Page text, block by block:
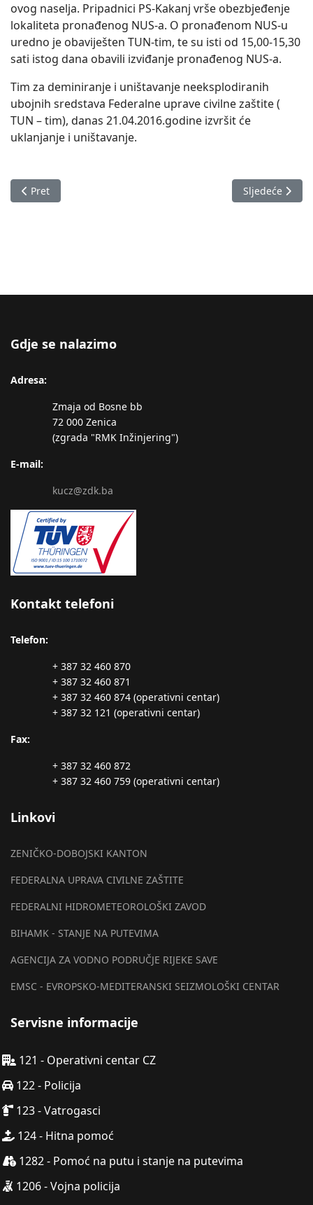
ovog naselja. Pripadnici PS-Kakanj vrše obezbjeđenje
lokaliteta pronađenog NUS-a. O pronađenom NUS-u
uredno je obaviješten TUN-tim, te su isti od 15,00-15,30
sati istog dana obavili izviđanje pronađenog NUS-a.
Tim za deminiranje i uništavanje neeksplodiranih
ubojnih sredstava Federalne uprave civilne zaštite (
TUN – tim), danas 21.04.2016.godine izvršit će
uklanjanje i uništavanje.
Prethodni članak: Izvještaj o stanju u Zeničko-dobojskom
Pret Sljedeći
Sljedeće
Gdje se nalazimo
Adresa:
Zmaja od Bosne bb
72 000 Zenica
(zgrada "RMK Inžinjering")
E-mail:
kucz@zdk.ba
Kontakt telefoni
Telefon:
+ 387 32 460 870
+ 387 32 460 871
+ 387 32 460 874 (operativni centar)
+ 387 32 121 (operativni centar)
Fax:
+ 387 32 460 872
+ 387 32 460 759 (operativni centar)
Linkovi
ZENIČKO-DOBOJSKI KANTON
FEDERALNA UPRAVA CIVILNE ZAŠTITE
FEDERALNI HIDROMETEOROLOŠKI ZAVOD
BIHAMK - STANJE NA PUTEVIMA
AGENCIJA ZA VODNO PODRUČJE RIJEKE SAVE
EMSC - EVROPSKO-MEDITERANSKI SEIZMOLOŠKI CENTAR
Servisne informacije
121 - Operativni centar CZ
122 - Policija
123 - Vatrogasci
124 - Hitna pomoć
1282 - Pomoć na putu i stanje na putevima
1206 - Vojna policija